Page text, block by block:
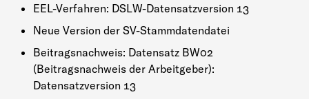
EEL-Verfahren: DSLW-Datensatzversion 13
Neue Version der SV-Stammdatendatei
Beitragsnachweis: Datensatz BW02
(Beitragsnachweis der Arbeitgeber):
Datensatzversion 13